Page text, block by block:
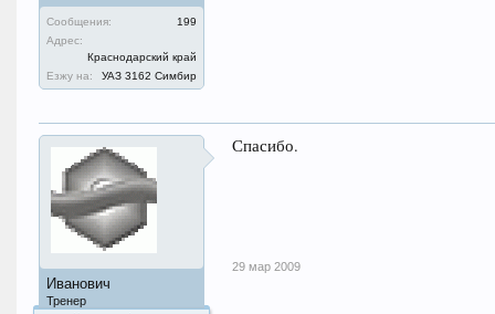
Сообщения:
199
Адрес:
Краснодарский край
Езжу на:
УАЗ 3162 Симбир
Иванович
Тренер
Спасибо.
29 мар 2009